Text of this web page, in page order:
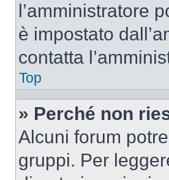
l’amministratore
è impostato
contatta
Top
» Perché non
Alcuni forum
gruppi. Per